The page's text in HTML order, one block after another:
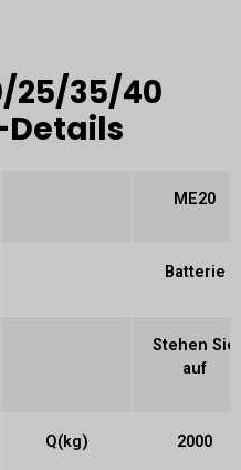
25/35/40
ME20
Batterie
Stehen Sie
auf
Q(kg) 2000